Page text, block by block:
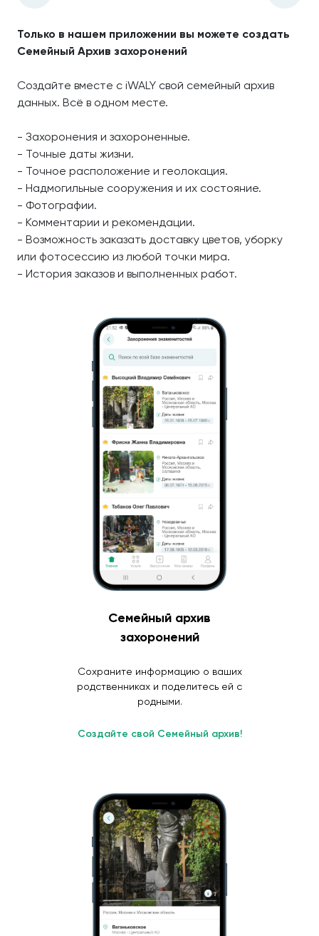
Только в нашем приложении вы можете создать
Семейный Архив захоронений
Создайте вместе с iWALY свой семейный архив
данных. Всё в одном месте.
- Захоронения и захороненные.
- Точные даты жизни.
- Точное расположение и геолокация.
- Надмогильные сооружения и их состояние.
- Фотографии.
- Комментарии и рекомендации.
- Возможность заказать доставку цветов, уборку
или фотосессию из любой точки мира.
- История заказов и выполненных работ.
Семейный архив
захоронений
Сохраните информацию о ваших
родственниках и поделитесь ей с
родными.
Создайте свой Семейный архив!